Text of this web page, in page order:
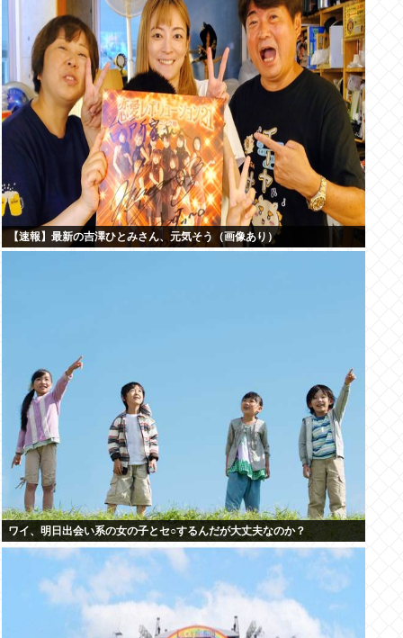
【速報】最新の吉澤ひとみさん、元気そう（画像あり）
ワイ、明日出会い系の女の子とセ○するんだが大丈夫なのか？